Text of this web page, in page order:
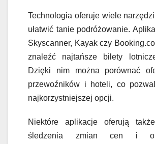
Technologia oferuje wiele
ułatwić tanie podróżowanie.
Skyscanner, Kayak czy
znaleźć najtańsze bilety
Dzięki nim można porównać
przewoźników i hoteli, co
najkorzystniejszej opcji.
Niektóre aplikacje oferują
śledzenia zmian cen i